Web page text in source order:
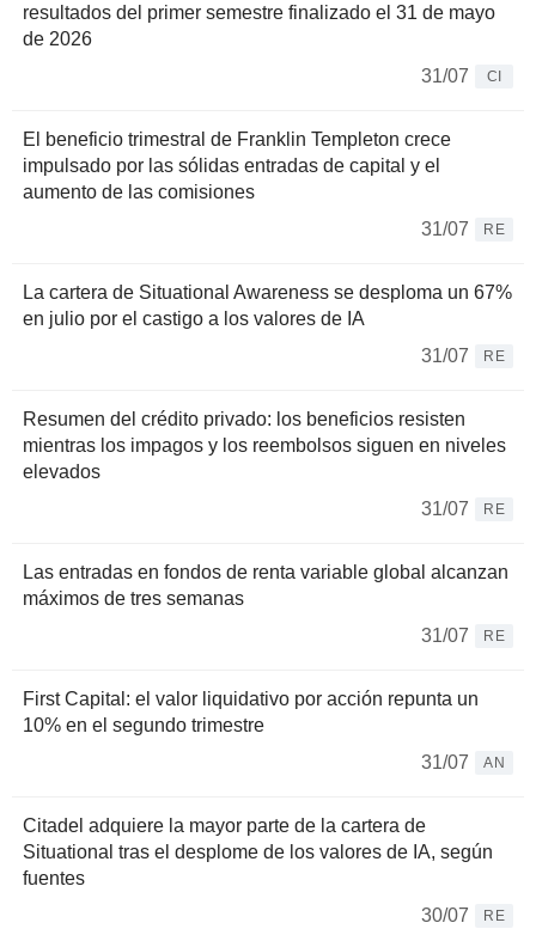
resultados del primer semestre finalizado el 31 de mayo
de 2026
31/07
CI
El beneficio trimestral de Franklin Templeton crece
impulsado por las sólidas entradas de capital y el
aumento de las comisiones
31/07
RE
La cartera de Situational Awareness se desploma un 67%
en julio por el castigo a los valores de IA
31/07
RE
Resumen del crédito privado: los beneficios resisten
mientras los impagos y los reembolsos siguen en niveles
elevados
31/07
RE
Las entradas en fondos de renta variable global alcanzan
máximos de tres semanas
31/07
RE
First Capital: el valor liquidativo por acción repunta un
10% en el segundo trimestre
31/07
AN
Citadel adquiere la mayor parte de la cartera de
Situational tras el desplome de los valores de IA, según
fuentes
30/07
RE